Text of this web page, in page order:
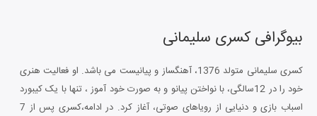
بیوگرافیکسری سلیمانی
کسری سلیمانی متولد 1376، آهنگساز و پیانیست می باشد. او فعالیت هنری
خود را در 12سالگی، با نواختن پیانو و به صورت خود آموز ، تنها با یک کیبورد
اسباب بازی و دنیایی از رویاهای صوتی، آغاز کرد. در ادامه،کسری پس از 7